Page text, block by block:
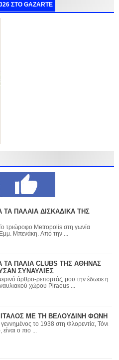
ΣΤΟ GAZARTE
ΤΑ ΠΑΛΑΙΑ ΔΙΣΚΑΔΙΚΑ ΤΗΣ
τριώροφο Metropolis στη γωνία
Πανεπιστημίου και Εμμ. Μπενάκη. Από την ...
ΤΑ ΠΑΛΙΑ CLUBS ΤΗΣ ΑΘΗΝΑΣ
ΣΥΝΑΥΛΙΕΣ
άρθρο-ρεπορτάζ, μου την έδωσε η
χώρου Piraeus ...
ΙΤΑΛΟΣ ΜΕ ΤΗ ΒΕΛΟΥΔΙΝΗ ΦΩΝΗ
το 1938 στη Φλορεντία, Τόνι
ο πιο ...